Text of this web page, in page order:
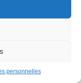
personnelles
étrange… une
ci est dotée de
décapiter un
plus qu’une seule